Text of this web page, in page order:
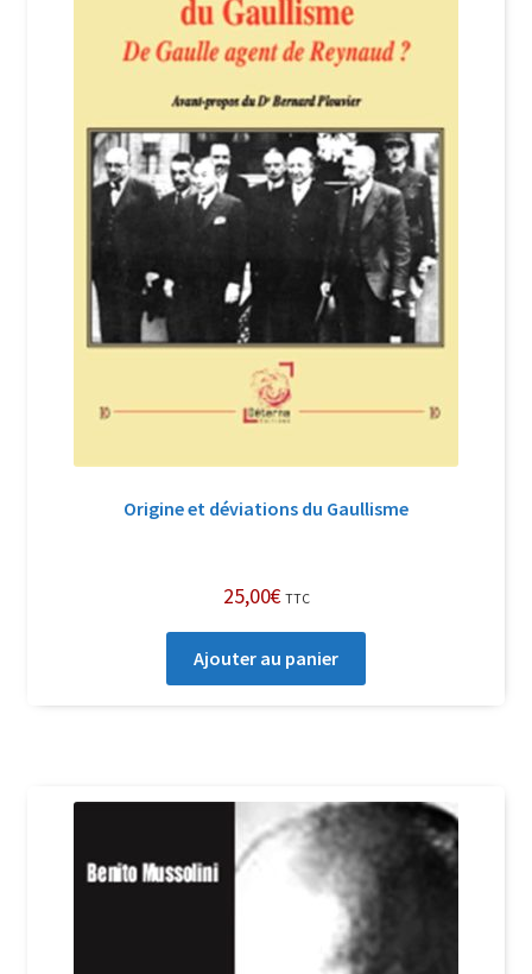
Origine et déviations du Gaullisme
25,00€ TTC
Ajouter au panier